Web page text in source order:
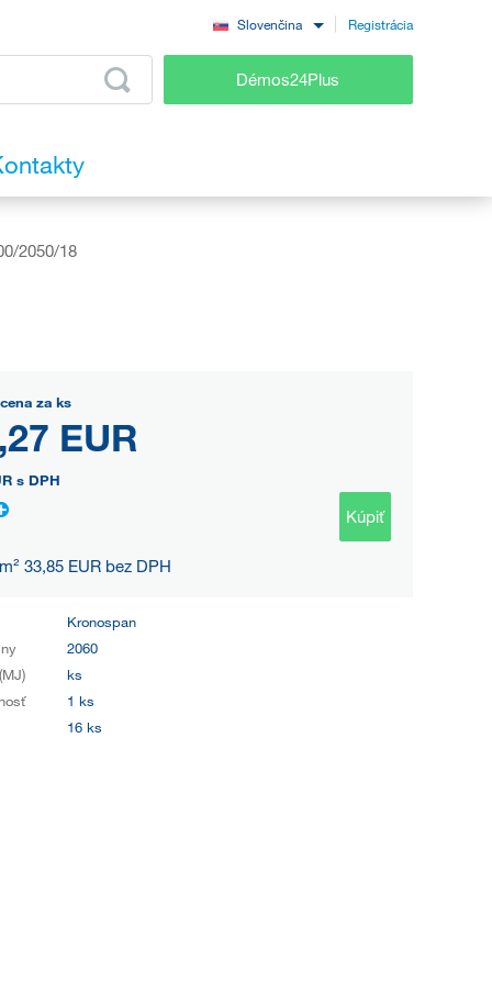
Slovenčina Registrácia
Démos24Plus
2050/18
za ks
EUR
s DPH
Kúpiť
33,85 EUR bez DPH
Kronospan
2060
ks
1 ks
16 ks